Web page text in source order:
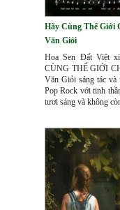
Hãy Cùng Thế Giới
Văn Giỏi
Hoa Sen Đất Việt
CÙNG THẾ GIỚI
Văn Giỏi sáng tác và
Pop Rock với tinh
tươi sáng và không